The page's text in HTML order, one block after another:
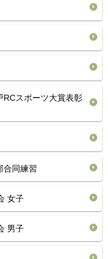
RCスポーツ大賞表彰
合同練習
女子
男子